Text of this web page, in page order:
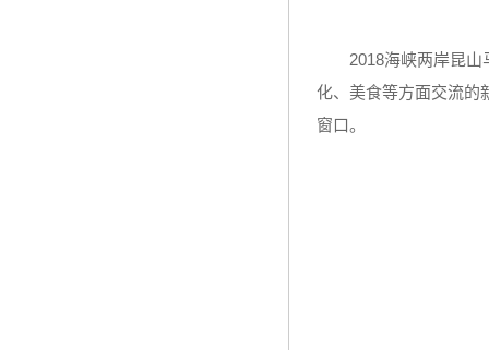
2018海峡两岸昆
化、美食等方面交流的
窗口。